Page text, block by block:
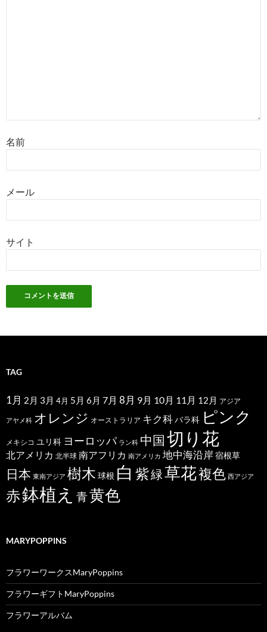
名前
メール
サイト
TAG
1月 2月 3月 4月 5月 6月 7月 8月 9月 10月 11月 12月 アジア
アヤメ科 オレンジ オーストラリア キク科バラ科 ピンク
メキシコ ユリ科 ヨーロッパ ラン科 中国切り花
北アメリカ 北半球 南アフリカ 南アメリカ 地中海沿岸 宿根草
日本 東南アジア 樹木 球根 白 紫緑草花複色 西アジア
赤鉢植え 青黄色
MARYPOPPINS
フラワーワークスMaryPoppins
フラワーギフトMaryPoppins
フラワーアルバム